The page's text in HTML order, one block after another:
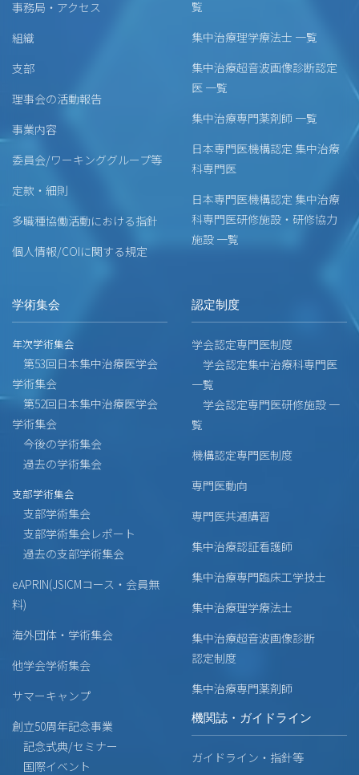
事務局・アクセス
組織
支部
理事会の活動報告
事業内容
委員会/ワーキンググループ等
定款・細則
多職種協働活動における指針
個人情報/COIに関する規定
覧
集中治療理学療法士 一覧
集中治療超音波画像診断認定
医 一覧
集中治療専門薬剤師 一覧
日本専門医機構認定 集中治療
科専門医
日本専門医機構認定 集中治療
科専門医研修施設・研修協力
施設 一覧
学術集会
年次学術集会
第53回日本集中治療医学会
学術集会
第52回日本集中治療医学会
学術集会
今後の学術集会
過去の学術集会
支部学術集会
支部学術集会
支部学術集会レポート
過去の支部学術集会
eAPRIN(JSICMコース・会員無
料)
海外団体・学術集会
他学会学術集会
サマーキャンプ
創立50周年記念事業
記念式典/セミナー
国際イベント
認定制度
学会認定専門医制度
学会認定集中治療科専門医
一覧
学会認定専門医研修施設 一
覧
機構認定専門医制度
専門医動向
専門医共通講習
集中治療認証看護師
集中治療専門臨床工学技士
集中治療理学療法士
集中治療超音波画像診断
認定制度
集中治療専門薬剤師
機関誌・ガイドライン
ガイドライン・指針等